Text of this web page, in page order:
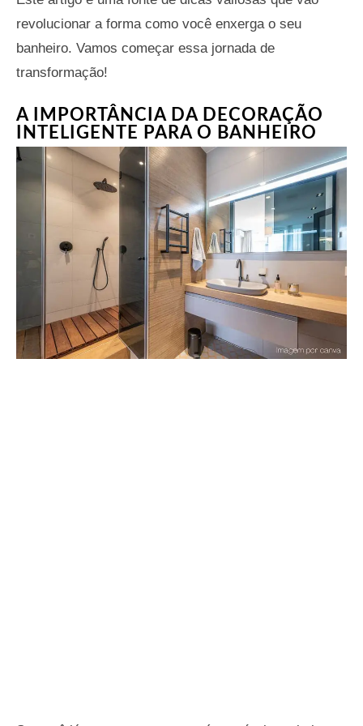
revolucionar a forma como você enxerga o seu
banheiro. Vamos começar essa jornada de
transformação!
A IMPORTÂNCIA DA DECORAÇÃO
INTELIGENTE PARA O BANHEIRO